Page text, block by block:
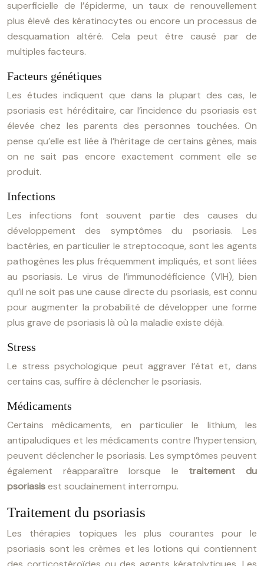
superficielle de l’épiderme, un taux de renouvellement
plus élevé des kératinocytes ou encore un processus de
desquamation altéré. Cela peut être causé par de
multiples facteurs.
Facteurs génétiques
Les études indiquent que dans la plupart des cas, le
psoriasis est héréditaire, car l’incidence du psoriasis est
élevée chez les parents des personnes touchées. On
pense qu’elle est liée à l’héritage de certains gènes, mais
on ne sait pas encore exactement comment elle se
produit.
Infections
Les infections font souvent partie des causes du
développement des symptômes du psoriasis. Les
bactéries, en particulier le streptocoque, sont les agents
pathogènes les plus fréquemment impliqués, et sont liées
au psoriasis. Le virus de l’immunodéficience (VIH), bien
qu’il ne soit pas une cause directe du psoriasis, est connu
pour augmenter la probabilité de développer une forme
plus grave de psoriasis là où la maladie existe déjà.
Stress
Le stress psychologique peut aggraver l’état et, dans
certains cas, suffire à déclencher le psoriasis.
Médicaments
Certains médicaments, en particulier le lithium, les
antipaludiques et les médicaments contre l’hypertension,
peuvent déclencher le psoriasis. Les symptômes peuvent
également réapparaître lorsque le traitement du
psoriasisest soudainement interrompu.
Traitement du psoriasis
Les thérapies topiques les plus courantes pour le
psoriasis sont les crèmes et les lotions qui contiennent